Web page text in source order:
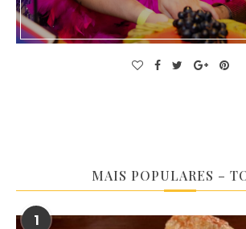
MAIS POPULARES –
1